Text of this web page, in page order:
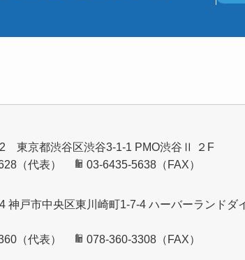
東京都渋谷区渋谷3-1-1 PMO渋谷Ⅱ ２F
（代表）
03-6435-5638（FAX）
神戸市中央区東川崎町1-7-4 ハーバーランドダ
（代表）
078-360-3308（FAX）